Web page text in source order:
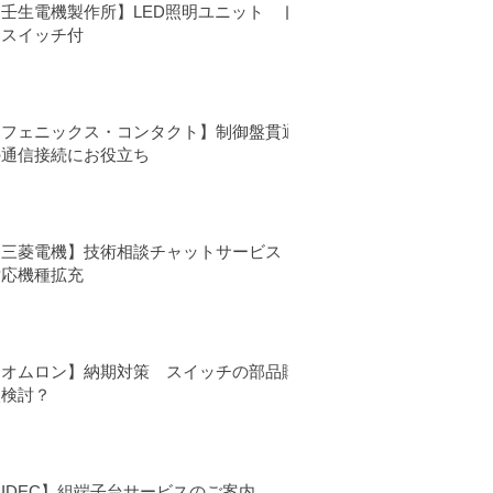
生電機製作所】LED照明ユニット ド
イッチ付
ェニックス・コンタクト】制御盤貫通
信接続にお役立ち
菱電機】技術相談チャットサービス
機種拡充
ムロン】納期対策 スイッチの部品購
討？